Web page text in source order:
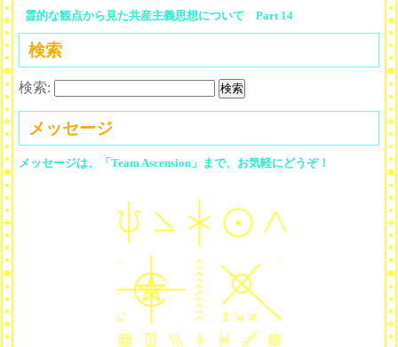
霊的な観点から見た共産主義思想について Part 14
検索
検索:
メッセージ
メッセージは、「Team Ascension」まで、お気軽にどうぞ！